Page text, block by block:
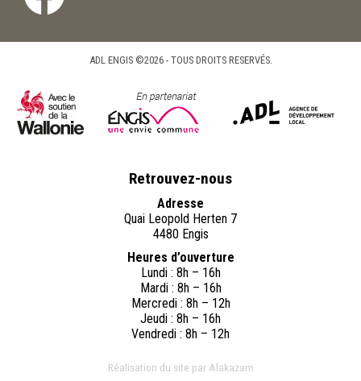
ADL ENGIS ©2026 - TOUS DROITS RESERVÉS.
Retrouvez-nous
Adresse
Quai Leopold Herten 7
4480 Engis
Heures d’ouverture
Lundi : 8h – 16h
Mardi : 8h – 16h
Mercredi : 8h – 12h
Jeudi : 8h – 16h
Vendredi : 8h – 12h
Réalisation du site par Alakazam